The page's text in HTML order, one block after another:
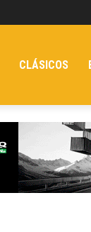
CLÁSICOS